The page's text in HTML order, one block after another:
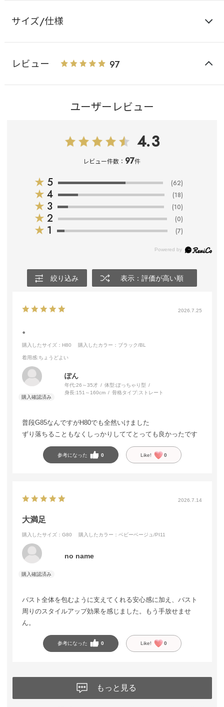
サイズ/仕様
レビュー 97
ユーザーレビュー
4.3
レビュー件数： 97件
★ 5 (62)
★ 4 (18)
★ 3 (10)
★ 2 (0)
★ 1 (7)
絞り込み 表示：評価が高い順
2026.7.25
。
購入したサイズ：H80 購入したカラー：ブラック/BL
着用感:ちょうどよい
ぽん
年代:26～35才 体型:ぽっちゃり型
身長:151～160cm 骨格タイプ:ストレート
普段G85なんですがH80でも全然いけました
ずり落ちることもなくしっかりしててとっても良かったです
参考になった 0 Like! 0
2026.7.14
大満足
購入したサイズ：G80 購入したカラー：ベビーベージュ/PI11
no name
バスト全体を包むように支えてくれる安心感に加え、バスト
周りのスタイルアップ効果を感じました。もう手放せませ
ん。
参考になった 0 Like! 0
もっと見る